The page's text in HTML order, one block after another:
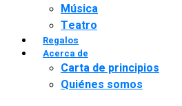
Música
Teatro
Regalos
Acerca de
Carta de principios
Quiénes somos